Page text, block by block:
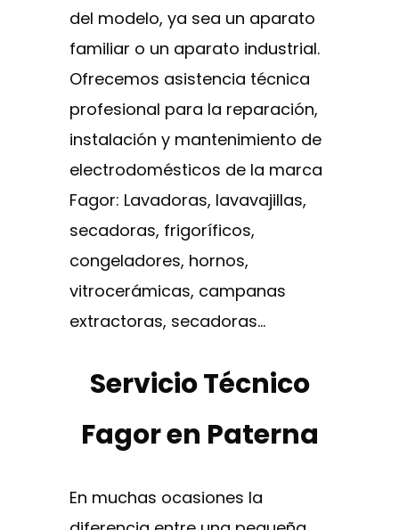
del modelo, ya sea un aparato
familiar o un aparato industrial.
Ofrecemos asistencia técnica
profesional para la reparación,
instalación y mantenimiento de
electrodomésticos de la marca
Fagor: Lavadoras, lavavajillas,
secadoras, frigoríficos,
congeladores, hornos,
vitrocerámicas, campanas
extractoras, secadoras…
Servicio Técnico
Fagor en Paterna
En muchas ocasiones la